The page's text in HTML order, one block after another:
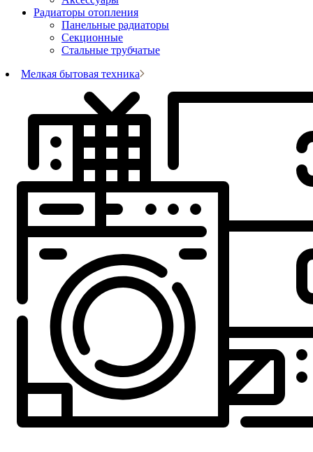
Радиаторы отопления
Панельные радиаторы
Секционные
Стальные трубчатые
Мелкая бытовая техника